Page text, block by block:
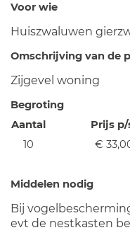
Voor wie
Huiszwaluwen
Omschrijving van de
Zijgevel woning
Begroting
Aantal
Prijs p/
10
€
Middelen nodig
Bij
evt de nestkasten